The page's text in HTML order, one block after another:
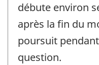
débute environ
après la fin du
poursuit
question.